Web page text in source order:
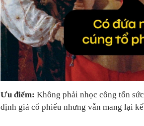
Ưu điểm: Không phải nhọc công tốn
định giá cổ phiếu nhưng vẫn mang lại